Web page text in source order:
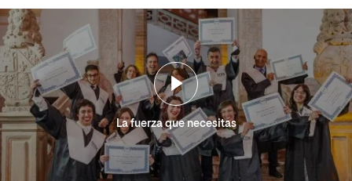
La fuerza que necesitas